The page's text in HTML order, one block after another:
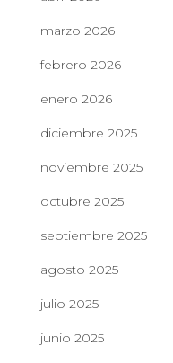
marzo 2026
febrero 2026
enero 2026
diciembre 2025
noviembre 2025
octubre 2025
septiembre 2025
agosto 2025
julio 2025
junio 2025